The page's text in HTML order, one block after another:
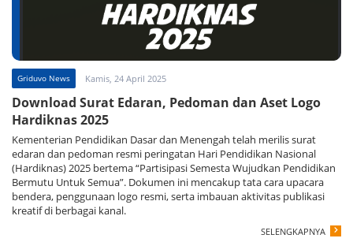
Griduvo News Kamis, 24 April 2025
Download Surat Edaran, Pedoman dan Aset Logo
Hardiknas 2025
Kementerian Pendidikan Dasar dan Menengah telah merilis surat
edaran dan pedoman resmi peringatan Hari Pendidikan Nasional
(Hardiknas) 2025 bertema “Partisipasi Semesta Wujudkan Pendidikan
Bermutu Untuk Semua”. Dokumen ini mencakup tata cara upacara
bendera, penggunaan logo resmi, serta imbauan aktivitas publikasi
kreatif di berbagai kanal.
SELENGKAPNYA